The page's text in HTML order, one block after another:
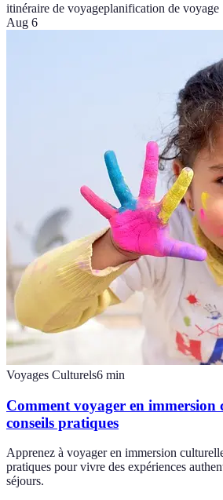
itinéraire de voyageplanification de voyage
Aug 6
Voyages Culturels6 min
Comment voyager en immersion
conseils pratiques
Apprenez à voyager en immersion
pratiques pour vivre des expériences
séjours.